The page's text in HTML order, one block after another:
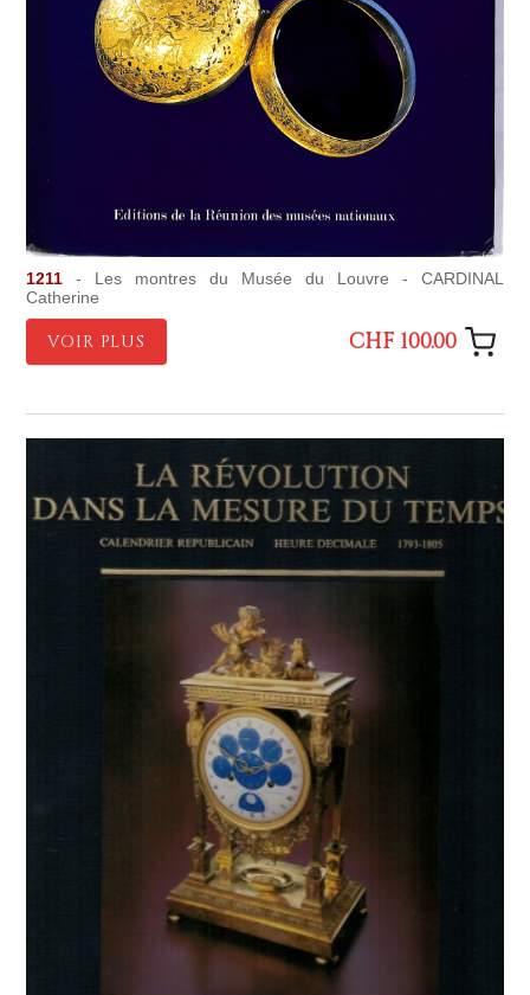
1211 - Les montres du Musée du Louvre - CARDINAL
Catherine
VOIR PLUS CHF 100.00